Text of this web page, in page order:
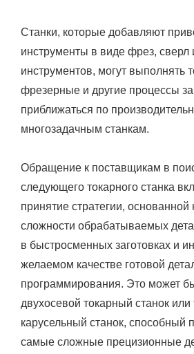
Станки, которые добавляют
инструменты в виде фрез, сверл
инструментов, могут выполнять
фрезерные и другие процессы за
приближаться по
многозадачным станкам.
Обращение к поставщикам в
следующего токарного станка
принятие стратегии,
сложности обрабатываемых
в быстросменных заготовках и
желаемом качестве готовой
программирования. Это может
двухосевой токарный станок или
карусельный станок, способный
самые сложные прецизионные